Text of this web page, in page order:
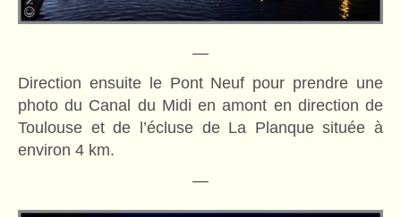
—
Direction ensuite le Pont Neuf pour prendre une
photo du Canal du Midi en amont en direction de
Toulouse et de l’écluse de La Planque située à
environ 4 km.
—